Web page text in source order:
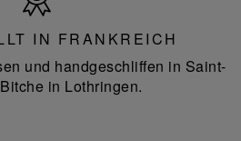
Frankreich
IN FRANKREICH
und handgeschliffen in Saint-
in Lothringen.